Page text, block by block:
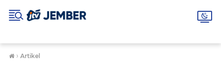
› Artikel